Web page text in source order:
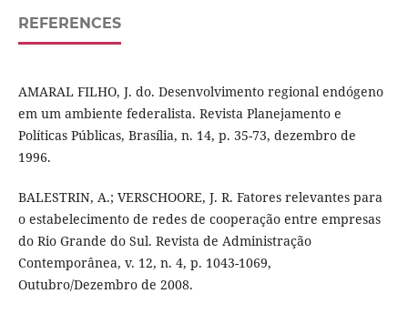
REFERENCES
AMARAL FILHO, J. do. Desenvolvimento regional endógeno
em um ambiente federalista. Revista Planejamento e
Políticas Públicas, Brasília, n. 14, p. 35-73, dezembro de
1996.
BALESTRIN, A.; VERSCHOORE, J. R. Fatores relevantes para
o estabelecimento de redes de cooperação entre empresas
do Rio Grande do Sul. Revista de Administração
Contemporânea, v. 12, n. 4, p. 1043-1069,
Outubro/Dezembro de 2008.